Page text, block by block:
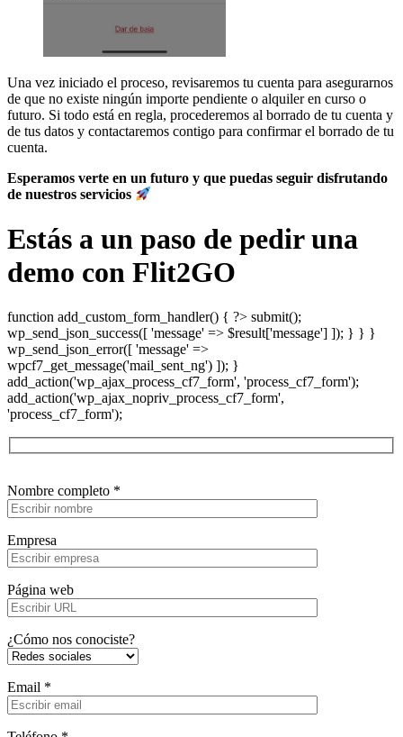
Una vez iniciado el proceso, revisaremos tu cuenta para asegurarnos
de que no existe ningún importe pendiente o alquiler en curso o
futuro. Si todo está en regla, procederemos al borrado de tu cuenta y
de tus datos y contactaremos contigo para confirmar el borrado de tu
cuenta.
Esperamos verte en un futuro y que puedas seguir disfrutando
de nuestros servicios
Estás a un paso de pedir una
demo con Flit2GO
function add_custom_form_handler() { ?> submit();
wp_send_json_success([ 'message' => $result['message'] ]); } } }
wp_send_json_error([ 'message' =>
wpcf7_get_message('mail_sent_ng') ]); }
add_action('wp_ajax_process_cf7_form', 'process_cf7_form');
add_action('wp_ajax_nopriv_process_cf7_form',
'process_cf7_form');
Nombre completo *
Empresa
Página web
¿Cómo nos conociste?
Email *